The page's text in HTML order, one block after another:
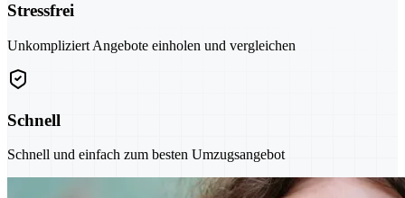
Stressfrei
Unkompliziert Angebote einholen und vergleichen
Schnell
Schnell und einfach zum besten Umzugsangebot